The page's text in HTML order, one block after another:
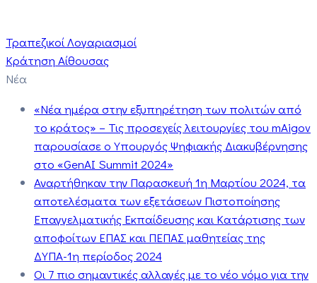
Τραπεζικοί Λογαριασμοί
Κράτηση Αίθουσας
Νέα
«Νέα ημέρα στην εξυπηρέτηση των πολιτών από
το κράτος» – Τις προσεχείς λειτουργίες του mAigov
παρουσίασε ο Υπουργός Ψηφιακής Διακυβέρνησης
στο «GenAI Summit 2024»
Αναρτήθηκαν την Παρασκευή 1η Μαρτίου 2024, τα
αποτελέσματα των εξετάσεων Πιστοποίησης
Επαγγελματικής Εκπαίδευσης και Κατάρτισης των
αποφοίτων ΕΠΑΣ και ΠΕΠΑΣ μαθητείας της
ΔΥΠΑ-1η περίοδος 2024
Οι 7 πιο σημαντικές αλλαγές με το νέο νόμο για την